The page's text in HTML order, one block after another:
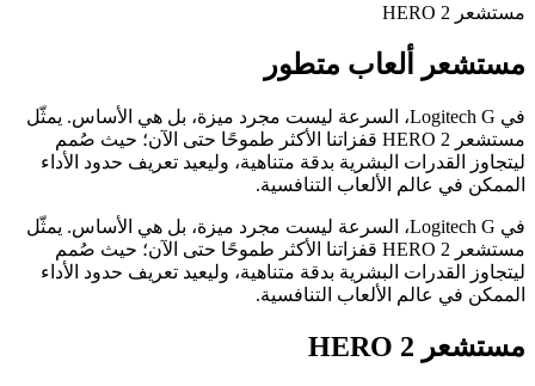
مستشعر HERO 2
مستشعر ألعاب متطور
في Logitech G، السرعة ليست مجرد ميزة، بل هي الأساس. يمثّل
مستشعر HERO 2 قفزاتنا الأكثر طموحًا حتى الآن؛ حيث صُمم
ليتجاوز القدرات البشرية بدقة متناهية، وليعيد تعريف حدود الأداء
الممكن في عالم الألعاب التنافسية.
في Logitech G، السرعة ليست مجرد ميزة، بل هي الأساس. يمثّل
مستشعر HERO 2 قفزاتنا الأكثر طموحًا حتى الآن؛ حيث صُمم
ليتجاوز القدرات البشرية بدقة متناهية، وليعيد تعريف حدود الأداء
الممكن في عالم الألعاب التنافسية.
مستشعر HERO 2